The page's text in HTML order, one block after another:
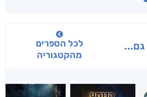
גם...
לכל הספרים
מהקטגוריה